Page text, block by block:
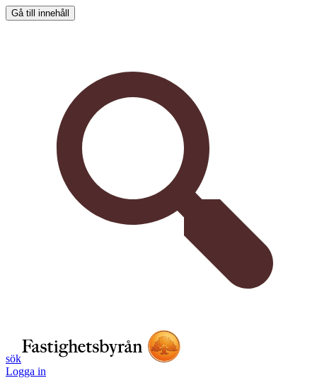
Gå till innehåll
sök
Logga in